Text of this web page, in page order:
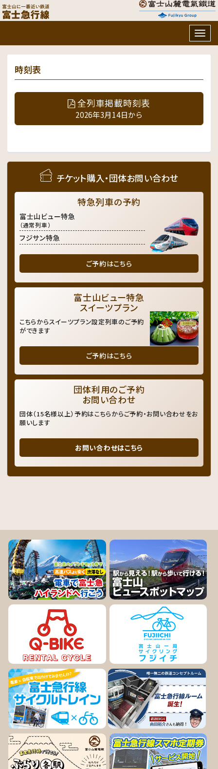
時刻表
全列車掲載時刻表
2026年3月14日から
チケット購入・団体お問い合わせ
特急列車の予約
富士山ビュー特急
（通常列車）
フジサン特急
ご予約はこちら
富士山ビュー特急
スイーツプラン
こちらからスイーツプラン設定列車のご予約
ができます
ご予約はこちら
団体利用のご予約
お問い合わせ
団体（15名様以上）予約はこちらからご予約・お問い合わせをお
願いします
お問い合わせはこちら